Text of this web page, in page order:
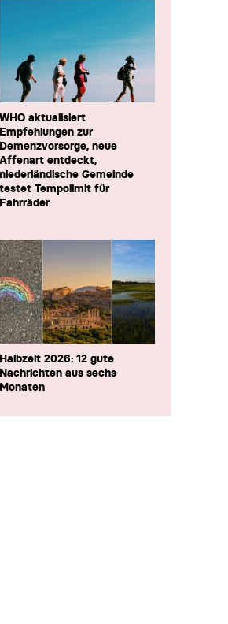
WHO aktualisiert
Empfehlungen zur
Demenzvorsorge, neue
Affenart entdeckt,
niederländische Gemeinde
testet Tempolimit für
Fahrräder
Halbzeit 2026: 12 gute
Nachrichten aus sechs
Monaten